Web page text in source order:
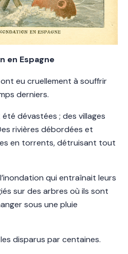
en Espagne
eu cruellement à souffrir
derniers.
dévastées ; des villages
rivières débordées et
en torrents, détruisant tout
qui entraînait leurs
sur des arbres où ils sont
sous une pluie
disparus par centaines.